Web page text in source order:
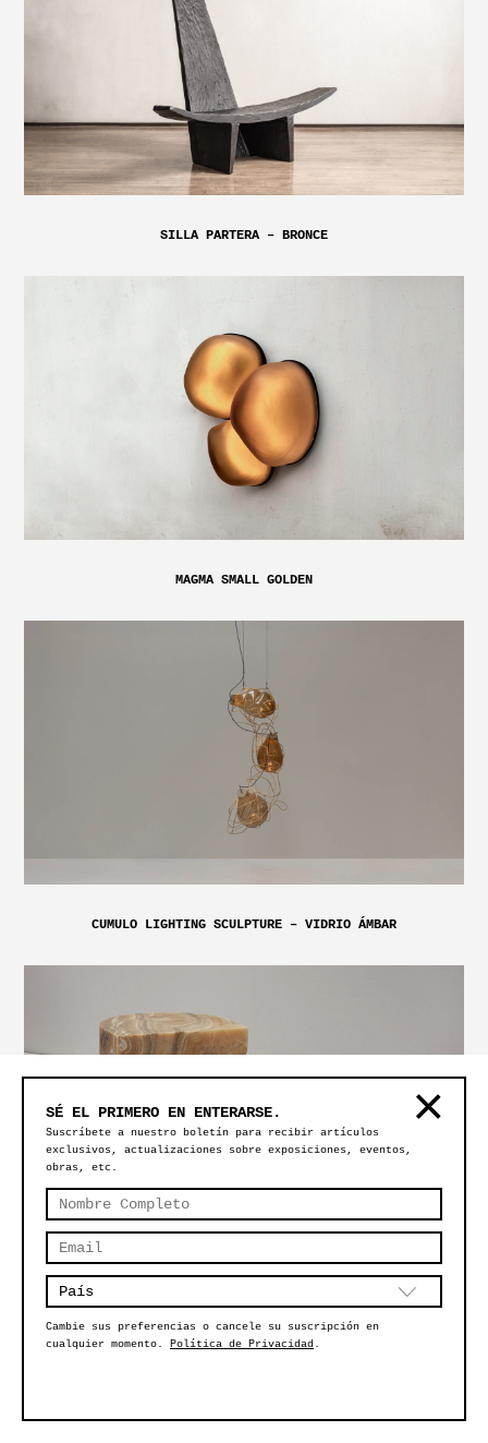
SILLA PARTERA – BRONCE
MAGMA SMALL GOLDEN
CUMULO LIGHTING SCULPTURE – VIDRIO ÁMBAR
MESA LATERAL SÍMBOLO – ONYX ÁMBAR
SÉ EL PRIMERO EN ENTERARSE.
Suscríbete a nuestro boletín para recibir artículos
exclusivos, actualizaciones sobre exposiciones, eventos,
obras, etc.
Cambie sus preferencias o cancele su suscripción en
cualquier momento. Política de Privacidad .